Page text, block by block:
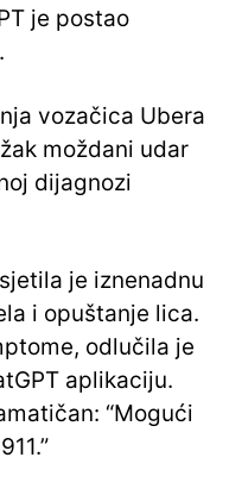
je postao
vozačica Ubera
moždani udar
dijagnozi
je iznenadnu
i opuštanje lica.
odlučila je
aplikaciju.
“Mogući